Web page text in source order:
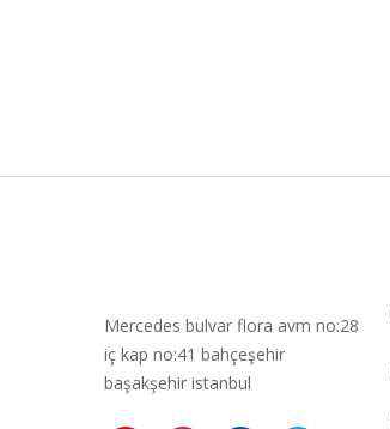
Mercedes bulvar flora avm no:28
iç kap no:41 bahçeşehir
başakşehir istanbul